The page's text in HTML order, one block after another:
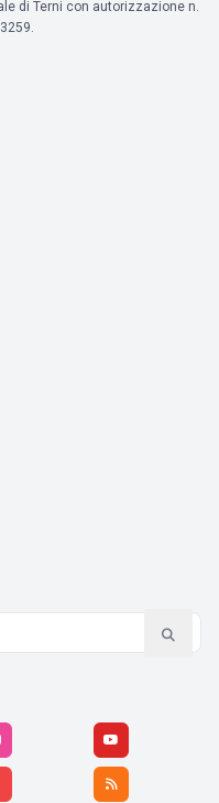
di Terni con autorizzazione n.